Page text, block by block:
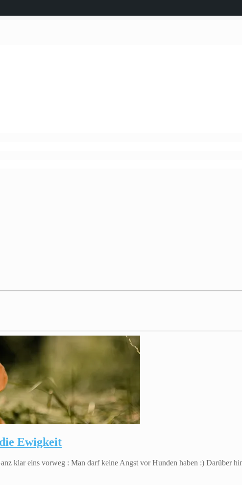
Ewigkeit
klar eins vorweg : Man darf keine Angst vor Hunden haben :) Darüber